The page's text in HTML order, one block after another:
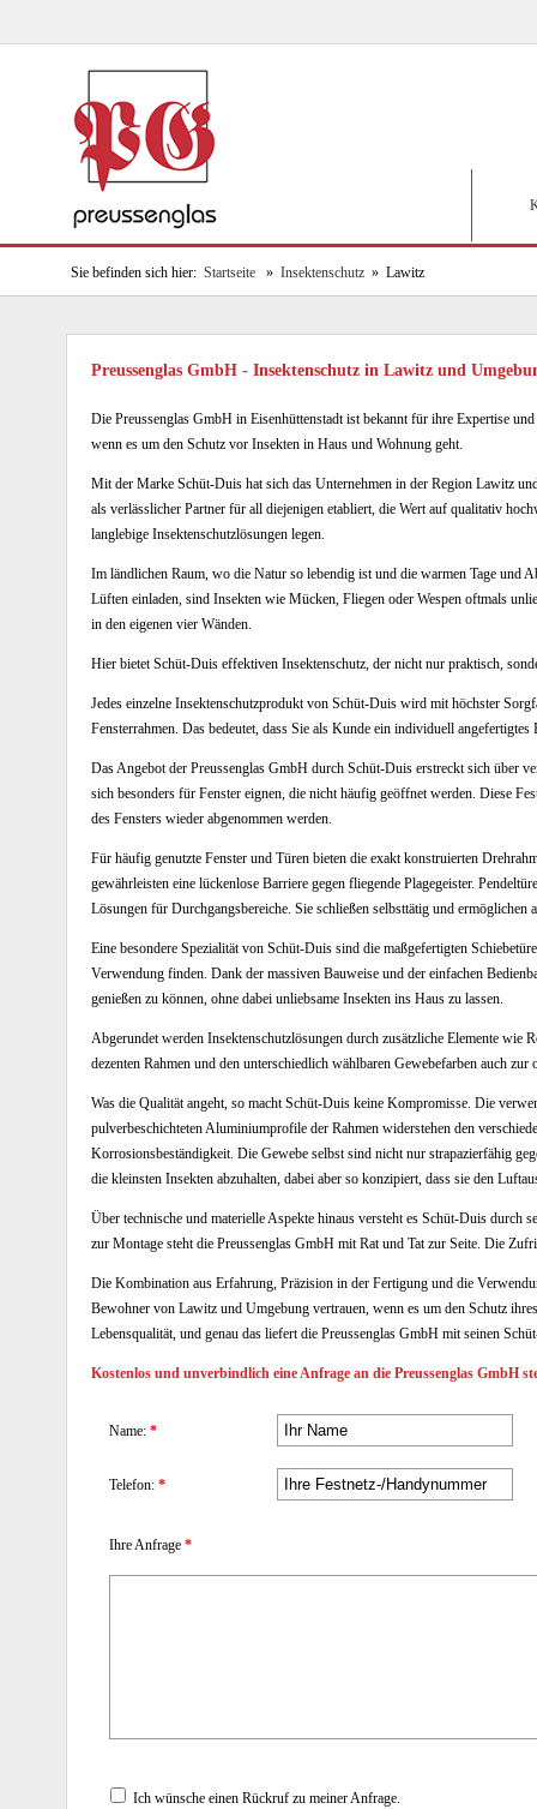
Sie befinden sich hier: Startseite » Insektenschutz » Lawitz
Preussenglas GmbH - Insektenschutz in Lawitz und
Die Preussenglas GmbH in Eisenhüttenstadt ist bekannt für ihre Expertise
wenn es um den Schutz vor Insekten in Haus und Wohnung geht.
Mit der Marke Schüt-Duis hat sich das Unternehmen in der Region Lawitz
als verlässlicher Partner für all diejenigen etabliert, die Wert auf qualitativ
langlebige Insektenschutzlösungen legen.
Im ländlichen Raum, wo die Natur so lebendig ist und die warmen Tage und
Lüften einladen, sind Insekten wie Mücken, Fliegen oder Wespen oftmals
in den eigenen vier Wänden.
Hier bietet Schüt-Duis effektiven Insektenschutz, der nicht nur praktisch,
Jedes einzelne Insektenschutzprodukt von Schüt-Duis wird mit höchster
Fensterrahmen. Das bedeutet, dass Sie als Kunde ein individuell
Das Angebot der Preussenglas GmbH durch Schüt-Duis erstreckt sich über
sich besonders für Fenster eignen, die nicht häufig geöffnet werden. Diese
des Fensters wieder abgenommen werden.
Für häufig genutzte Fenster und Türen bieten die exakt konstruierten
gewährleisten eine lückenlose Barriere gegen fliegende Plagegeister.
Lösungen für Durchgangsbereiche. Sie schließen selbsttätig und ermöglichen
Eine besondere Spezialität von Schüt-Duis sind die maßgefertigten
Verwendung finden. Dank der massiven Bauweise und der einfachen
genießen zu können, ohne dabei unliebsame Insekten ins Haus zu lassen.
Abgerundet werden Insektenschutzlösungen durch zusätzliche Elemente
dezenten Rahmen und den unterschiedlich wählbaren Gewebefarben auch
Was die Qualität angeht, so macht Schüt-Duis keine Kompromisse. Die
pulverbeschichteten Aluminiumprofile der Rahmen widerstehen den
Korrosionsbeständigkeit. Die Gewebe selbst sind nicht nur strapazierfähig
die kleinsten Insekten abzuhalten, dabei aber so konzipiert, dass sie den
Über technische und materielle Aspekte hinaus versteht es Schüt-Duis durch
zur Montage steht die Preussenglas GmbH mit Rat und Tat zur Seite. Die
Die Kombination aus Erfahrung, Präzision in der Fertigung und die
Bewohner von Lawitz und Umgebung vertrauen, wenn es um den Schutz
Lebensqualität, und genau das liefert die Preussenglas GmbH mit seinen
Kostenlos und unverbindlich eine Anfrage an die Preussenglas GmbH
Name: *
Telefon: *
Ihre Anfrage *
Ich wünsche einen Rückruf zu meiner Anfrage.